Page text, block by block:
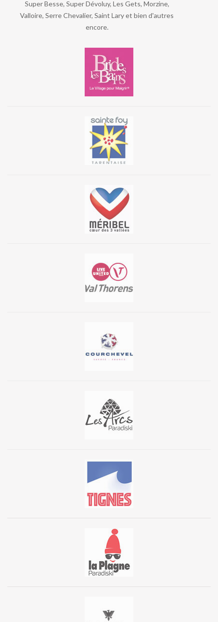
Super Besse, Super Dévoluy, Les Gets, Morzine,
Valloire, Serre Chevalier, Saint Lary et bien d'autres
encore.